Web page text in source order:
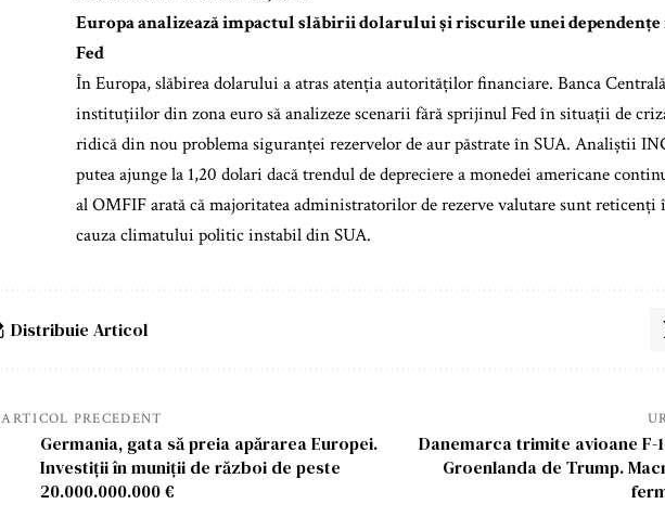
Europa analizează impactul slăbirii dolarului și riscurile unei
Fed
În Europa, slăbirea dolarului a atras atenția autorităților financiare. Banca
instituțiilor din zona euro să analizeze scenarii fără sprijinul Fed în situații de
ridică din nou problema siguranței rezervelor de aur păstrate în SUA. Analiștii
putea ajunge la 1,20 dolari dacă trendul de depreciere a monedei americane
al OMFIF arată că majoritatea administratorilor de rezerve valutare sunt
cauza climatului politic instabil din SUA.
Distribuie Articol
ARTICOL PRECEDENT
Germania, gata să preia apărarea Europei.
Investiții în muniții de război de peste
20.000.000.000 €
Danemarca trimite avioane F-
Groenlanda de Trump.